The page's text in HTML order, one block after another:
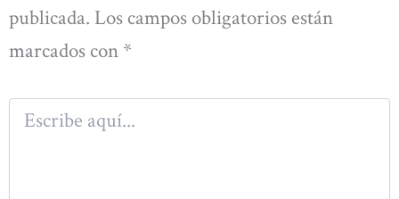
publicada. Los campos obligatorios están
marcados con *
aquí...